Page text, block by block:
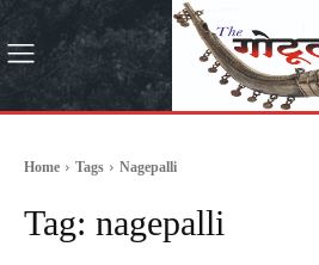
Home Tags Nagepalli
Tag: nagepalli